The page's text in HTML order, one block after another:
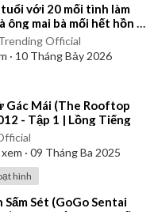
tuổi với 20 mối tình làm
ông mai bà mối hết hồn |
TốcOfficial
· 10 Tháng Bảy 2026
Gác Mái (The Rooftop
- Tập 1 | Lồng Tiếng
· 09 Tháng Ba 2025
hình
Sấm Sét (GoGo Sentai